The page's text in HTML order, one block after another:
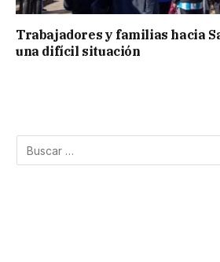
Trabajadores y familias hacia
una difícil situación